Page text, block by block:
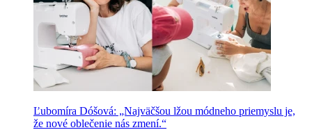
Ľubomíra Dóšová: „Najväčšou lžou módneho priemyslu je,
že nové oblečenie nás zmení.“